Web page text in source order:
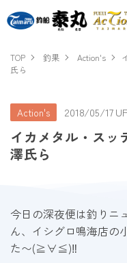
TOP 釣果 Action's
氏ら
Action's 2018/05/17
イカメタル・ス
澤氏ら
今日の深夜便は釣りニ
ん、イシグロ鳴海店の
た〜(≧∀≦)‼︎